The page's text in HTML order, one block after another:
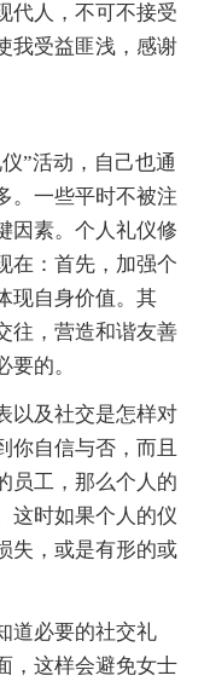
代人，不可不接受
我受益匪浅，感谢
”活动，自己也通
。一些平时不被注
因素。个人礼仪修
在：首先，加强个
现自身价值。其
往，营造和谐友善
的。
以及社交是怎样对
你自信与否，而且
员工，那么个人的
这时如果个人的仪
失，或是有形的或
道必要的社交礼
，这样会避免女士